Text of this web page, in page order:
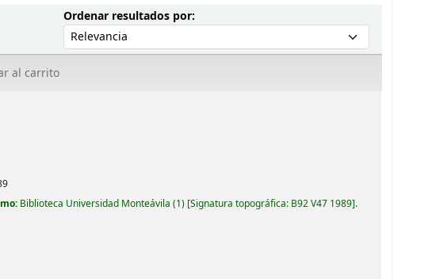
Ordenar resultados por:Ordenar por:
al carrito
Biblioteca Universidad Monteávila (1) Signatura topográfica: B92 V47 1989 .